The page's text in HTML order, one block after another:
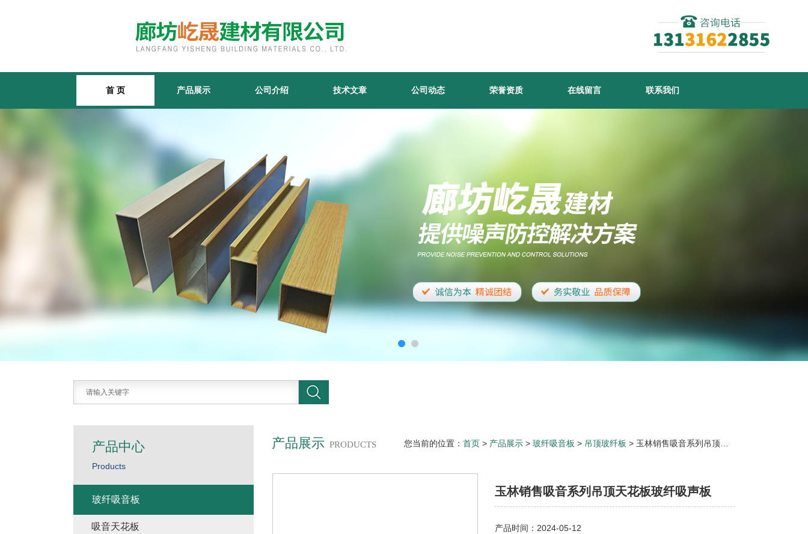
首 页 产品展示 公司介绍 技术文章 公司动态 荣誉资质 在线留言 联系我们
产品展示 PRODUCTS 您当前的位置： 首页 > 产品展示 > 玻纤吸音板 > 吊顶玻纤板 > 玉林销售吸音系列吊顶天花板玻纤吸声板
玉林销售吸音系列吊顶天花板玻纤吸声板
产品时间：2024-05-12
产品中心
Products
玻纤吸音板
吸音天花板